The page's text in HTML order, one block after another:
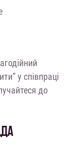
у співпраці
до